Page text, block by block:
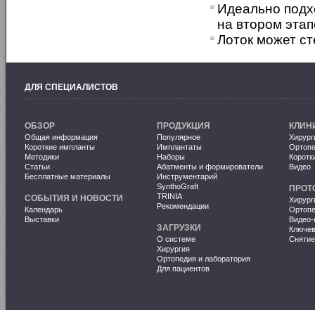
Идеально
на втором
Лоток может
ДЛЯ СПЕЦИАЛИСТОВ
ОБЗОР
Общая информация
Короткие импланты
Методики
Статьи
Бесплатные материалы
СОБЫТИЯ И НОВОСТИ
Календарь
Выставки
ПРОДУКЦИЯ
Популярное
Имплантаты
Наборы
Абатменты и формирователи
Инструментарий
SynthoGraft
TRINIA
Рекомендации
ЗАГРУЗКИ
О системе
Хирургия
Ортопедия и лаборатория
Для пациентов
Видео
Видео-